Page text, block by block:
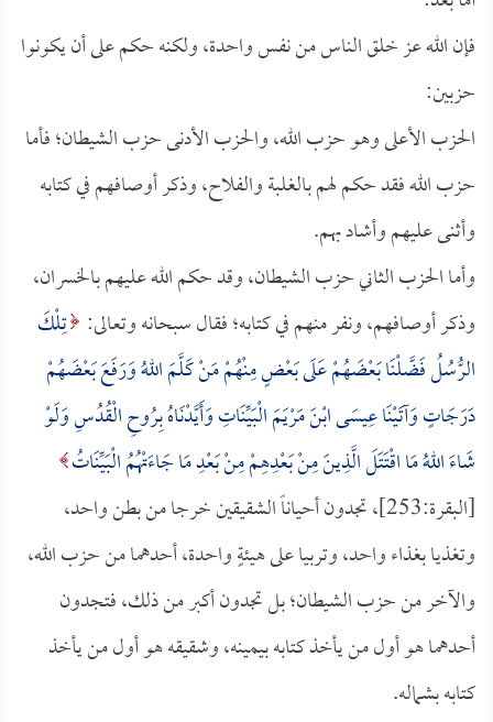
فإن الله عز خلق الناس من نفس واحدة، ولكنه حكم على أن يكونوا
حزبين:
الحزب الأعلى وهو حزب الله، والحزب الأدنى حزب الشيطان؛ فأما
حزب الله فقد حكم لهم بالغلبة والفلاح، وذكر أوصافهم في كتابه
وأثنى عليهم وأشاد بهم.
وأما الحزب الثاني حزب الشيطان، وقد حكم الله عليهم بالخسران،
وذكر أوصافهم، ونفر منهم في كتابه؛ فقال سبحانه وتعالى: تِلْكَ
الرُّسُلُ فَضَّلْنَا بَعْضَهُمْ عَلَى بَعْضٍ مِنْهُمْ مَنْ كَلَّمَ اللهُ وَرَفَعَ بَعْضَهُمْ
دَرَجَاتٍ وَآتَيْنَا عِيسَى ابْنَ مَرْيَمَ الْبَيِّنَاتِ وَأَيَّدْنَاهُ بِرُوحِ الْقُدُسِ وَلَوْ
شَاءَ اللهُ مَا اقْتَتَلَ الَّذِينَ مِنْ بَعْدِهِمْ مِنْ بَعْدِ مَا جَاءَتْهُمُ الْبَيِّنَاتُ
[البقرة:253]، تجدون أحياناً الشقيقين خرجا من بطن واحد،
وتغذيا بغذاء واحد، وتربيا على هيئةٍ واحدة، أحدهما من حزب الله،
والآخر من حزب الشيطان؛ بل تجدون أكبر من ذلك، فتجدون
أحدهما هو أول من يأخذ كتابه بيمينه، وشقيقه هو أول من يأخذ
كتابه بشماله.